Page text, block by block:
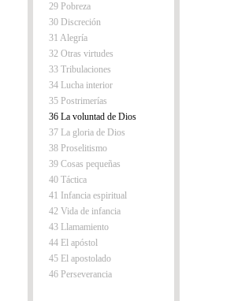
29 Pobreza
30 Discreción
31 Alegría
32 Otras virtudes
33 Tribulaciones
34 Lucha interior
35 Postrimerías
36 La voluntad de Dios
37 La gloria de Dios
38 Proselitismo
39 Cosas pequeñas
40 Táctica
41 Infancia espiritual
42 Vida de infancia
43 Llamamiento
44 El apóstol
45 El apostolado
46 Perseverancia